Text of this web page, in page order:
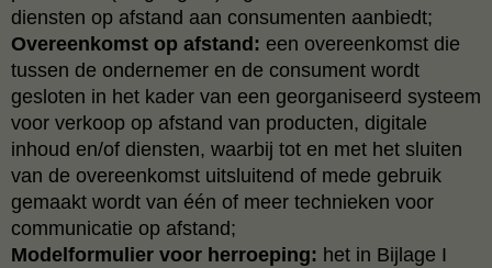
diensten op afstand aan consumenten aanbiedt;
Overeenkomst op afstand: een overeenkomst die
tussen de ondernemer en de consument wordt
gesloten in het kader van een georganiseerd systeem
voor verkoop op afstand van producten, digitale
inhoud en/of diensten, waarbij tot en met het sluiten
van de overeenkomst uitsluitend of mede gebruik
gemaakt wordt van één of meer technieken voor
communicatie op afstand;
Modelformulier voor herroeping: het in Bijlage I